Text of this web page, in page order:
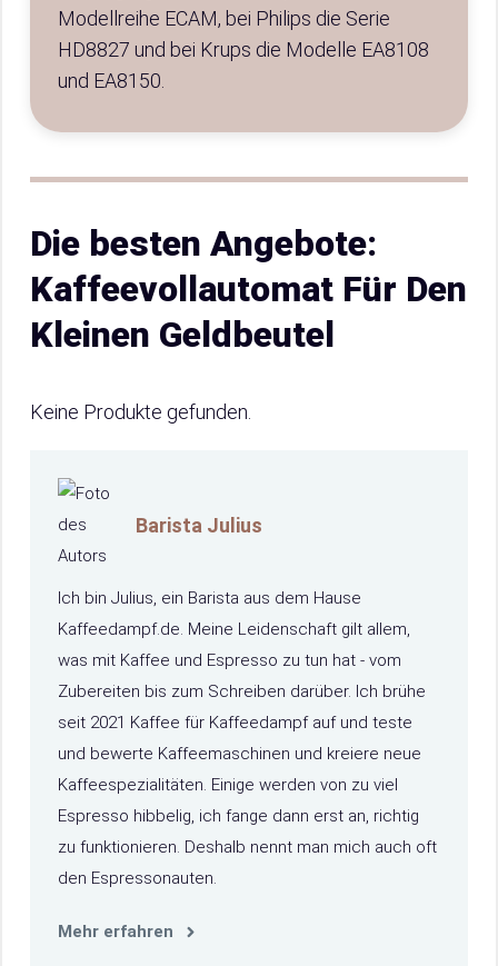
Modellreihe ECAM, bei Philips die Serie
HD8827 und bei Krups die Modelle EA8108
und EA8150.
Die besten Angebote:
Kaffeevollautomat Für Den
Kleinen Geldbeutel
Keine Produkte gefunden.
Barista Julius
Ich bin Julius, ein Barista aus dem Hause
Kaffeedampf.de. Meine Leidenschaft gilt allem,
was mit Kaffee und Espresso zu tun hat - vom
Zubereiten bis zum Schreiben darüber. Ich brühe
seit 2021 Kaffee für Kaffeedampf auf und teste
und bewerte Kaffeemaschinen und kreiere neue
Kaffeespezialitäten. Einige werden von zu viel
Espresso hibbelig, ich fange dann erst an, richtig
zu funktionieren. Deshalb nennt man mich auch oft
den Espressonauten.
Mehr erfahren